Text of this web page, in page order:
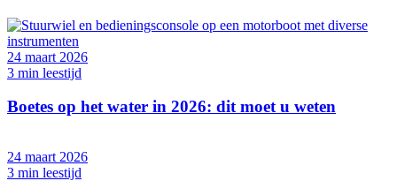
24 maart 2026
3 min leestijd
Boetes op het water in 2026: dit moet u weten
24 maart 2026
3 min leestijd